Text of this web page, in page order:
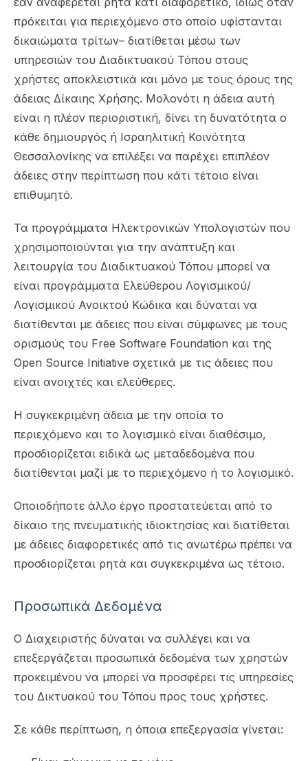
πρόκειται για περιεχόμενο στο οποίο υφίστανται
δικαιώματα τρίτων– διατίθεται μέσω των
υπηρεσιών του Διαδικτυακού Τόπου στους
χρήστες αποκλειστικά και μόνο με τους όρους της
άδειας Δίκαιης Χρήσης. Μολονότι η άδεια αυτή
είναι η πλέον περιοριστική, δίνει τη δυνατότητα ο
κάθε δημιουργός ή Ισραηλιτική Κοινότητα
Θεσσαλονίκης να επιλέξει να παρέχει επιπλέον
άδειες στην περίπτωση που κάτι τέτοιο είναι
επιθυμητό.
Τα προγράμματα Ηλεκτρονικών Υπολογιστών που
χρησιμοποιούνται για την ανάπτυξη και
λειτουργία του Διαδικτυακού Τόπου μπορεί να
είναι προγράμματα Ελεύθερου Λογισμικού/
Λογισμικού Ανοικτού Κώδικα και δύναται να
διατίθενται με άδειες που είναι σύμφωνες με τους
ορισμούς του Free Software Foundation και της
Open Source Initiative σχετικά με τις άδειες που
είναι ανοιχτές και ελεύθερες.
Η συγκεκριμένη άδεια με την οποία το
περιεχόμενο και το λογισμικό είναι διαθέσιμο,
προσδιορίζεται ειδικά ως μεταδεδομένα που
διατίθενται μαζί με το περιεχόμενο ή το λογισμικό.
Οποιοδήποτε άλλο έργο προστατεύεται από το
δίκαιο της πνευματικής ιδιοκτησίας και διατίθεται
με άδειες διαφορετικές από τις ανωτέρω πρέπει να
προσδιορίζεται ρητά και συγκεκριμένα ως τέτοιο.
Προσωπικά Δεδομένα
Ο Διαχειριστής δύναται να συλλέγει και να
επεξεργάζεται προσωπικά δεδομένα των χρηστών
προκειμένου να μπορεί να προσφέρει τις υπηρεσίες
του Δικτυακού του Τόπου προς τους χρήστες.
Σε κάθε περίπτωση, η όποια επεξεργασία γίνεται: